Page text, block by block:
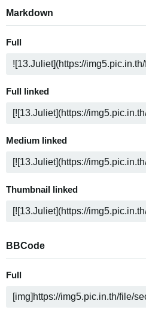
Markdown
Full
Full linked
Medium linked
Thumbnail linked
BBCode
Full